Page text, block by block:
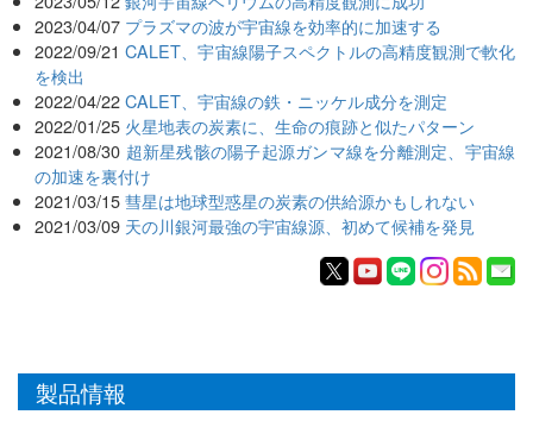
2023/04/07 プラズマの波が宇宙線を効率的に加速する
2022/09/21 CALET、宇宙線陽子スペクトルの高精度観測で軟化
を検出
2022/04/22 CALET、宇宙線の鉄・ニッケル成分を測定
2022/01/25 火星地表の炭素に、生命の痕跡と似たパターン
2021/08/30 超新星残骸の陽子起源ガンマ線を分離測定、宇宙線
の加速を裏付け
2021/03/15 彗星は地球型惑星の炭素の供給源かもしれない
2021/03/09 天の川銀河最強の宇宙線源、初めて候補を発見
製品情報